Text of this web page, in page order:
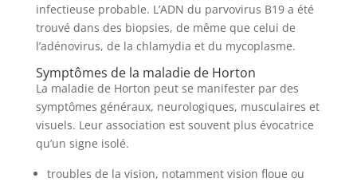
infectieuse probable. L’ADN du parvovirus B19 a été
trouvé dans des biopsies, de même que celui de
l’adénovirus, de la chlamydia et du mycoplasme.
Symptômes de la maladie de Horton
La maladie de Horton peut se manifester par des
symptômes généraux, neurologiques, musculaires et
visuels. Leur association est souvent plus évocatrice
qu’un signe isolé.
troubles de la vision, notamment vision floue ou